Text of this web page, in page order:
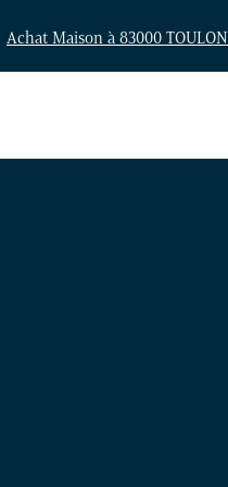
Achat Maison à 83000 TOULON